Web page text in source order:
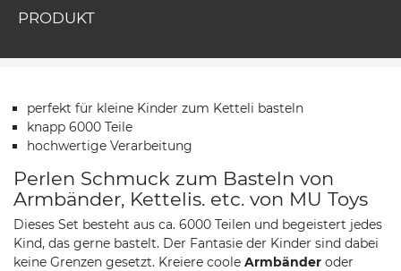
PRODUKT
perfekt für kleine Kinder zum Ketteli basteln
knapp 6000 Teile
hochwertige Verarbeitung
Perlen Schmuck zum Basteln von
Armbänder, Kettelis. etc. von MU Toys
Dieses Set besteht aus ca. 6000 Teilen und begeistert jedes
Kind, das gerne bastelt. Der Fantasie der Kinder sind dabei
keine Grenzen gesetzt. Kreiere coole Armbänder oder